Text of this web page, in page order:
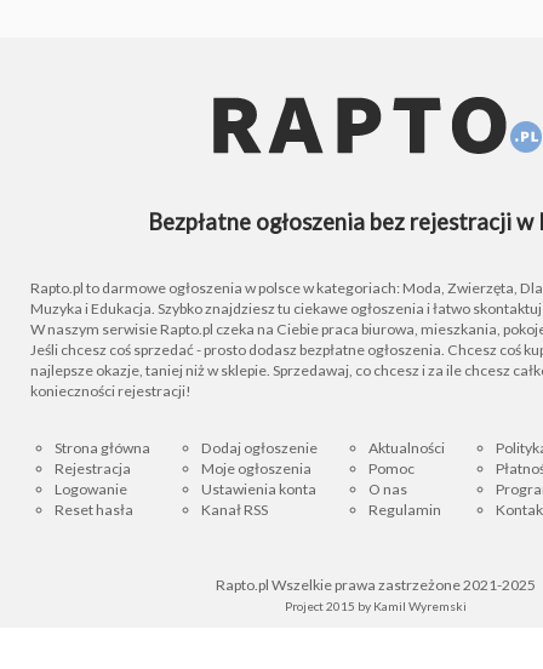
Bezpłatne ogłoszenia bez rejestracji w
Rapto.pl to darmowe ogłoszenia w polsce w kategoriach: Moda, Zwierzęta, Dla
Muzyka i Edukacja. Szybko znajdziesz tu ciekawe ogłoszenia i łatwo
W naszym serwisie Rapto.pl czeka na Ciebie praca biurowa, mieszkania,
Jeśli chcesz coś sprzedać - prosto dodasz bezpłatne ogłoszenia. Chcesz coś
najlepsze okazje, taniej niż w sklepie. Sprzedawaj, co chcesz i za ile chcesz
konieczności rejestracji!
Strona główna
Rejestracja
Logowanie
Reset hasła
Dodaj ogłoszenie
Moje ogłoszenia
Ustawienia konta
Kanał RSS
Aktualności
Pomoc
O nas
Regulamin
Rapto.pl Wszelkie prawa zastrzeżone 2021-2025
Project 2015 by Kamil Wyremski